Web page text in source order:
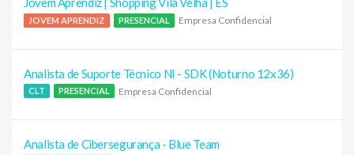
JOVEM APRENDIZ PRESENCIAL Empresa Confidencial
Analista de Suporte Técnico NI - SDK (Noturno 12x36)
CLT PRESENCIAL Empresa Confidencial
Analista de Cibersegurança - Blue Team